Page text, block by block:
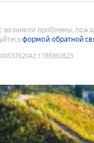
возникли проблемы,
формой обратной
:1785992623